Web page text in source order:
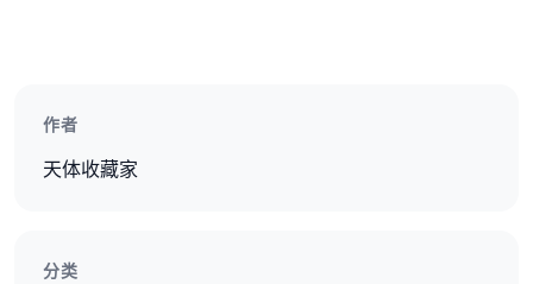
作者
天体收藏家
分类